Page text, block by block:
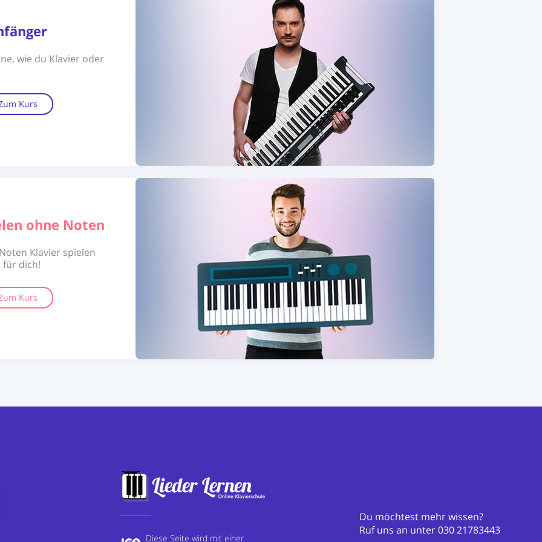
wie du Klavier oder
Kurs
ohne Noten
Klavier spielen
für dich!
Kurs
Diese Seite wird mit einer
Du möchtest mehr wissen?
Ruf uns an unter030 21783443